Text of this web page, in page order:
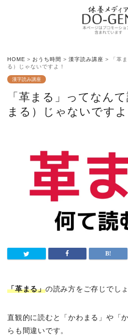
HOME > おうち時間 > 漢字読み講座 >
「革
る）じゃないですよ！
漢字読み講座
「革まる」ってなん
まる）じゃないですよ
「革まる」の読み方をご存じでし
直観的に読むと「かわまる」や「
らも間違いです。